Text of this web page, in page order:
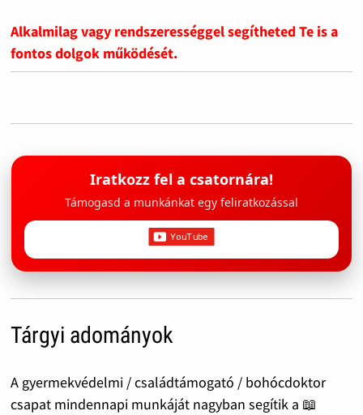
Alkalmilag vagy rendszerességgel segítheted Te is a
fontos dolgok működését.
Iratkozz fel a csatornára!
Támogasd a munkánkat egy feliratkozással
Tárgyi adományok
A gyermekvédelmi / családtámogató / bohócdoktor
csapat mindennapi munkáját nagyban segítik a 📖